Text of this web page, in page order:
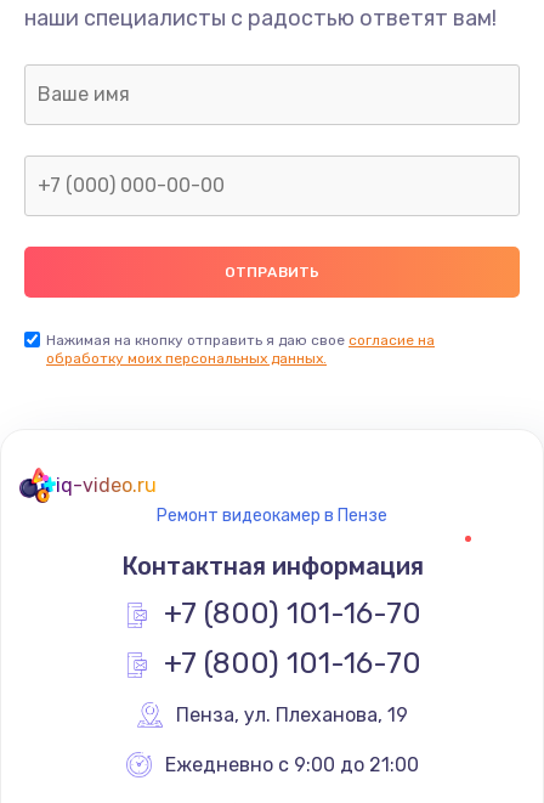
наши специалисты с радостью ответят вам!
Нажимая на кнопку отправить я даю свое согласие на
обработку моих персональных данных.
iq-video.ru
Ремонт видеокамер в Пензе
Контактная информация
+7 (800) 101-16-70
+7 (800) 101-16-70
Пенза, ул. Плеханова, 19
Ежедневно с 9:00 до 21:00